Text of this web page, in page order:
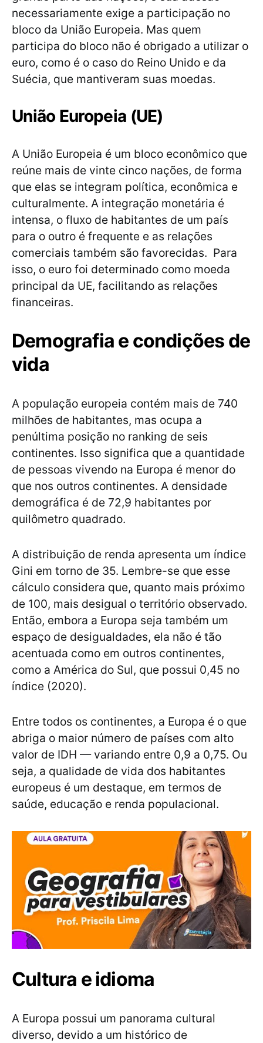
necessariamente exige a participação no
bloco da União Europeia. Mas quem
participa do bloco não é obrigado a utilizar o
euro, como é o caso do Reino Unido e da
Suécia, que mantiveram suas moedas.
União Europeia (UE)
A União Europeia é um bloco econômico que
reúne mais de vinte cinco nações, de forma
que elas se integram política, econômica e
culturalmente. A integração monetária é
intensa, o fluxo de habitantes de um país
para o outro é frequente e as relações
comerciais também são favorecidas. Para
isso, o euro foi determinado como moeda
principal da UE, facilitando as relações
financeiras.
Demografia e condições de
vida
A população europeia contém mais de 740
milhões de habitantes, mas ocupa a
penúltima posição no ranking de seis
continentes. Isso significa que a quantidade
de pessoas vivendo na Europa é menor do
que nos outros continentes. A densidade
demográfica é de 72,9 habitantes por
quilômetro quadrado.
A distribuição de renda apresenta um índice
Gini em torno de 35. Lembre-se que esse
cálculo considera que, quanto mais próximo
de 100, mais desigual o território observado.
Então, embora a Europa seja também um
espaço de desigualdades, ela não é tão
acentuada como em outros continentes,
como a América do Sul, que possui 0,45 no
índice (2020).
Entre todos os continentes, a Europa é o que
abriga o maior número de países com alto
valor de IDH — variando entre 0,9 a 0,75. Ou
seja, a qualidade de vida dos habitantes
europeus é um destaque, em termos de
saúde, educação e renda populacional.
Cultura e idioma
A Europa possui um panorama cultural
diverso, devido a um histórico de